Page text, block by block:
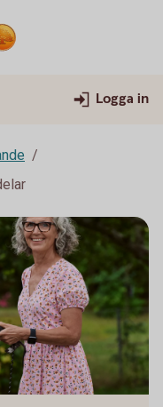
Logga in